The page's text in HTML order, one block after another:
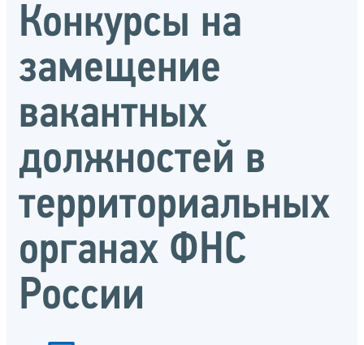
Конкурсы на
замещение
вакантных
должностей в
территориальных
органах ФНС
России